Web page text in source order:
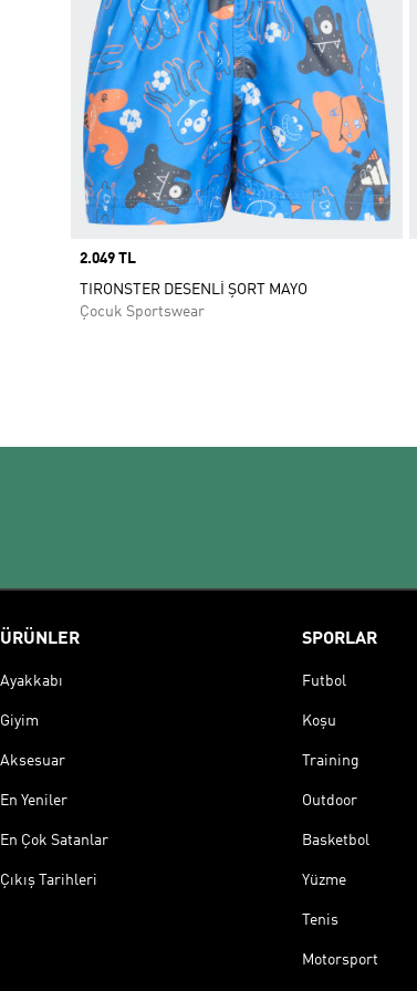
Price
2.049 TL
TIRONSTER DESENLİ ŞORT MAYO
Çocuk Sportswear
ÜRÜNLER
Ayakkabı
Giyim
Aksesuar
En Yeniler
En Çok Satanlar
Çıkış Tarihleri
SPORLAR
Futbol
Koşu
Training
Outdoor
Basketbol
Yüzme
Tenis
Motorsport